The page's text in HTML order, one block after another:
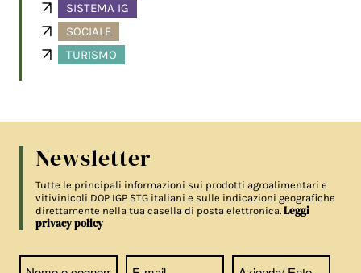
SISTEMA IG
SOCIALE
TURISMO
Newsletter
Tutte le principali informazioni sui prodotti agroalimentari e
vitivinicoli DOP IGP STG italiani e sulle indicazioni geografiche
direttamente nella tua casella di posta elettronica.Leggi
privacy policy